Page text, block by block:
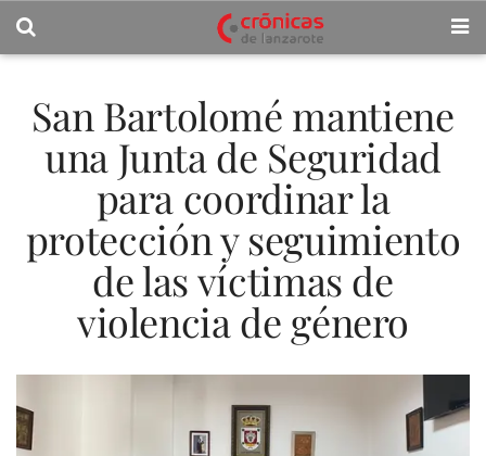
San Bartolomé mantiene
una Junta de Seguridad
para coordinar la
protección y seguimiento
de las víctimas de
violencia de género